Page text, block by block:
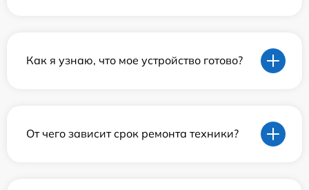
Как я узнаю, что мое устройство готово?
От чего зависит срок ремонта техники?